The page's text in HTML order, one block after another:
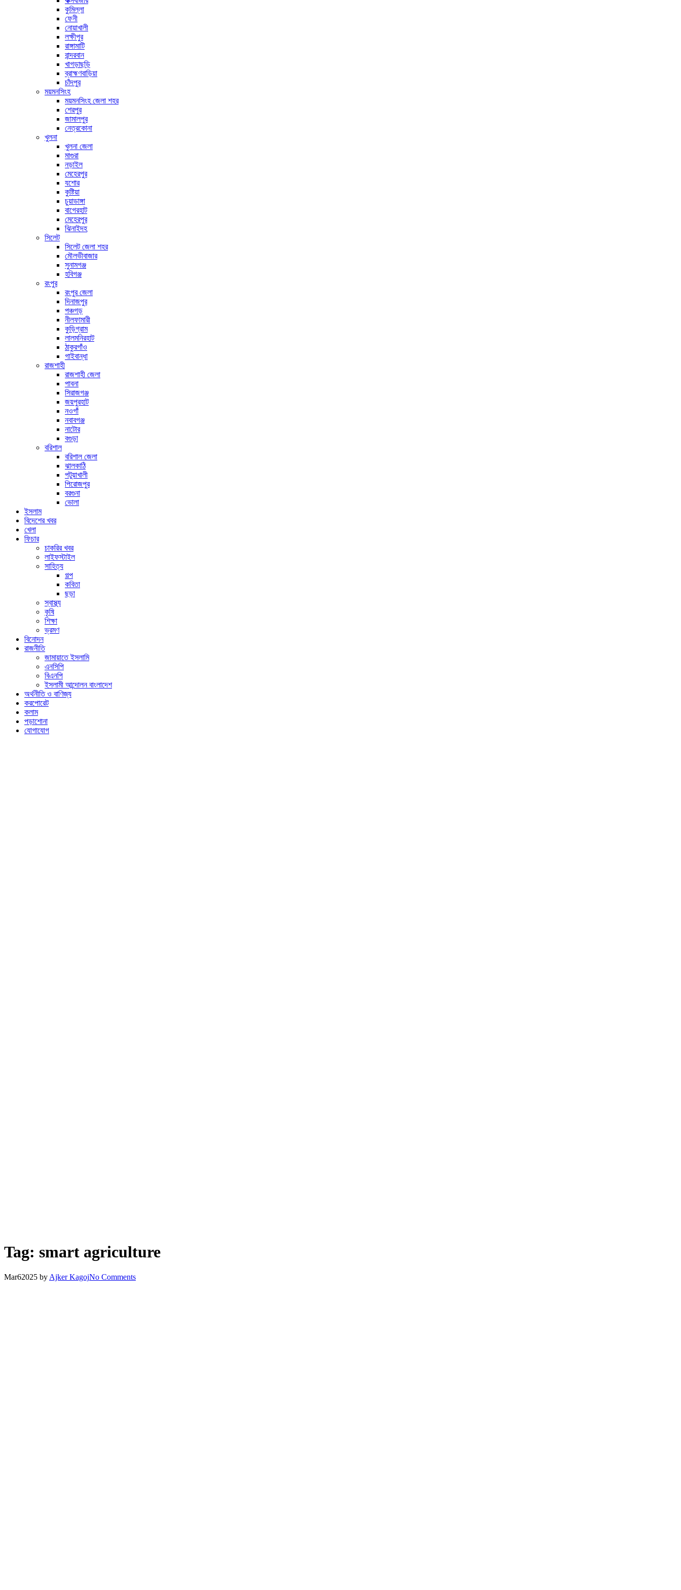
কুমিল্লা
ফেনী
নোয়াখালী
লক্ষীপুর
রাঙ্গামাটি
বান্দরবান
খাগড়াছড়ি
ব্রাহ্মণবাড়িয়া
চাঁদপুর
ময়মনসিংহ
ময়মনসিংহ জেলা শহর
শেরপুর
জামালপুর
নেত্রকোনা
খুলনা
খুলনা জেলা
মাগুরা
নড়াইল
মেহেরপুর
যশোর
কুষ্টিয়া
চুয়াডাঙ্গা
বাগেরহাট
মেহেরপুর
ঝিনাইদহ
সিলেট
সিলেট জেলা শহর
মৌলভীবাজার
সুনামগঞ্জ
হবিগঞ্জ
রংপুর
রংপুর জেলা
দিনাজপুর
পঞ্চগড়
নীলফামারী
কুড়িগ্রাম
লালমনিরহাট
ঠাকুরগাঁও
গাইবান্ধা
রাজশাহী
রাজশাহী জেলা
পাবনা
সিরাজগঞ্জ
জয়পুরহাট
নওগাঁ
নবাবগঞ্জ
নাটোর
বগুড়া
বরিশাল
বরিশাল জেলা
ঝালকাঠি
পটুয়াখালী
পিরোজপুর
বরগুনা
ভোলা
ইসলাম
বিদেশের খবর
খেলা
ফিচার
চাকরির খবর
লাইফস্টাইল
সাহিত্য
গল্প
কবিতা
ছড়া
স্বাস্থ্য
কৃষি
শিক্ষা
ভ্রমণ
বিনোদন
রাজনীতি
জামায়াতে ইসলামি
এনসিপি
বিএনপি
ইসলামী আন্দোলন বাংলাদেশ
অর্থনীতি ও বাণিজ্য
করপোরেট
কলাম
পড়াশোনা
যোগাযোগ
Tag: smart agriculture
Mar62025 by Ajker KagojNo Comments